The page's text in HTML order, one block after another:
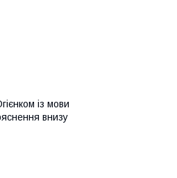
із мови
внизу